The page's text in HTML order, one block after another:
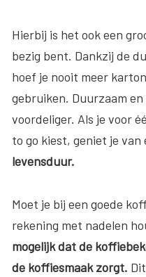
Hierbij is het ook een
bezig bent. Dankzij de
hoef je nooit meer
gebruiken. Duurzaam
voordeliger. Als je voor
to go kiest, geniet je van
levensduur.
Moet je bij een goede
rekening met nadelen
mogelijk dat de
de koffiesmaak zorgt.